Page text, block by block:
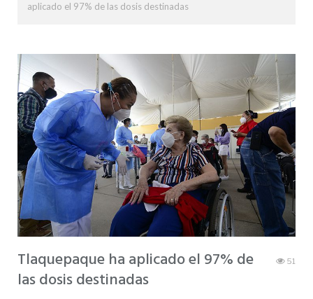
aplicado el 97% de las dosis destinadas
Tlaquepaque ha aplicado el 97% de
las dosis destinadas
51